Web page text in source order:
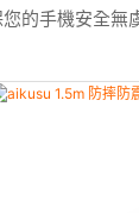
的手機安全無